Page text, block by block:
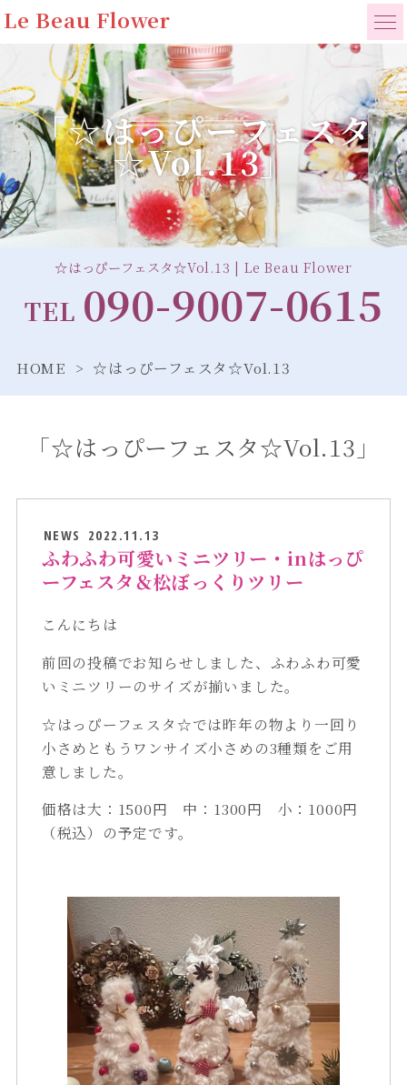
Le Beau Flower
「☆はっぴーフェスタ
☆Vol.13」
☆はっぴーフェスタ☆Vol.13 | Le Beau Flower
TEL 090-9007-0615
HOME ☆はっぴーフェスタ☆Vol.13
「☆はっぴーフェスタ☆Vol.13」
NEWS 2022.11.13
ふわふわ可愛いミニツリー・inはっぴ
ーフェスタ＆松ぼっくりツリー
こんにちは
前回の投稿でお知らせしました、ふわふわ可愛
いミニツリーのサイズが揃いました。
☆はっぴーフェスタ☆では昨年の物より一回り
小さめともうワンサイズ小さめの3種類をご用
意しました。
価格は大：1500円 中：1300円 小：1000円
（税込）の予定です。